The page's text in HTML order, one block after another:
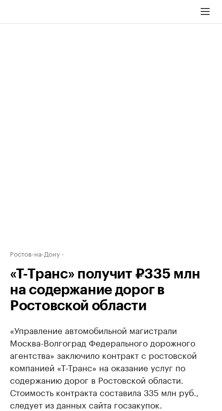
Ростов-на-Дону
«Т-Транс» получит ₽335 млн
на содержание дорог в
Ростовской области
«Управление автомобильной магистрали
Москва-Волгоград Федерального дорожного
агентства» заключило контракт с ростовской
компанией «Т-Транс» на оказание услуг по
содержанию дорог в Ростовской области.
Стоимость контракта составила 335 млн руб.,
следует из данных сайта госзакупок.